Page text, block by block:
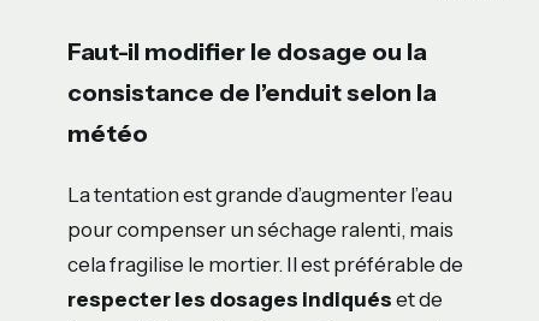
Faut-il modifier le dosage ou la
consistance de l’enduit selon la
météo
La tentation est grande d’augmenter l’eau
pour compenser un séchage ralenti, mais
cela fragilise le mortier. Il est préférable de
respecter les dosages indiqués et de